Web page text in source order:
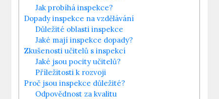
Jak‍ probíhá inspekce?
Dopady inspekce ⁢na vzdělávání
Důležité ‍oblasti inspekce
Jaké mají inspekce dopady?
Zkušenosti učitelů s inspekcí
Jaké jsou pocity učitelů?
Příležitosti k rozvoji
Proč jsou inspekce důležité?
Odpovědnost⁢ za kvalitu